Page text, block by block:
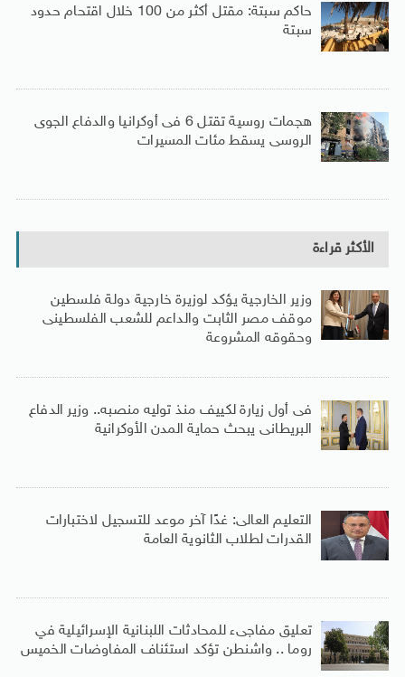
حاكم سبتة: مقتل أكثر من 100 خلال اقتحام حدود
سبتة
هجمات روسية تقتل 6 فى أوكرانيا والدفاع الجوى
الروسى يسقط مئات المسيرات
الأكثر قراءة
وزير الخارجية يؤكد لوزيرة خارجية دولة فلسطين
موقف مصر الثابت والداعم للشعب الفلسطينى
وحقوقه المشروعة
فى أول زيارة لكييف منذ توليه منصبه.. وزير الدفاع
البريطانى يبحث حماية المدن الأوكرانية
التعليم العالى: غدًا آخر موعد للتسجيل لاختبارات
القدرات لطلاب الثانوية العامة
تعليق مفاجىء للمحادثات اللبنانية الإسرائيلية في
روما .. واشنطن تؤكد استئناف المفاوضات الخميس